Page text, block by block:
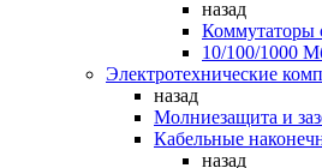
назад
Коммутаторы
10/100/1000
Электротехнические
назад
Молниезащита и
Кабельные
назад